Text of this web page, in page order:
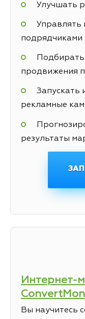
Улучшать
Управлять
подрядчиками
Подбирать
продвижения
Запускать
рекламные
результаты
Интернет-
Вы научитесь